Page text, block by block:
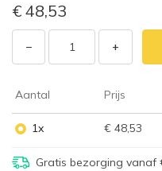
€ 48,53
− +
Aantal Prijs
1x € 48,53
Gratis bezorging vanaf